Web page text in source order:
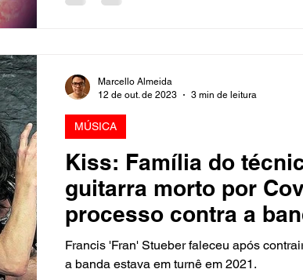
Kiss: Família do
guitarra morto por
processo contra a
Francis 'Fran' Stueber faleceu após
a banda estava em turnê em 2021.
MÚSICA
Marcello Almeida
12 de out. de 2023
3 min de leitura